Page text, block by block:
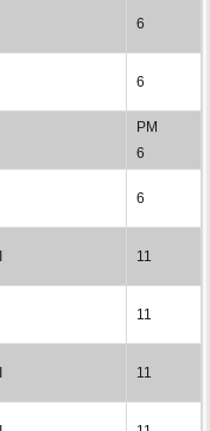
6
6
PM
6
6
11
11
11